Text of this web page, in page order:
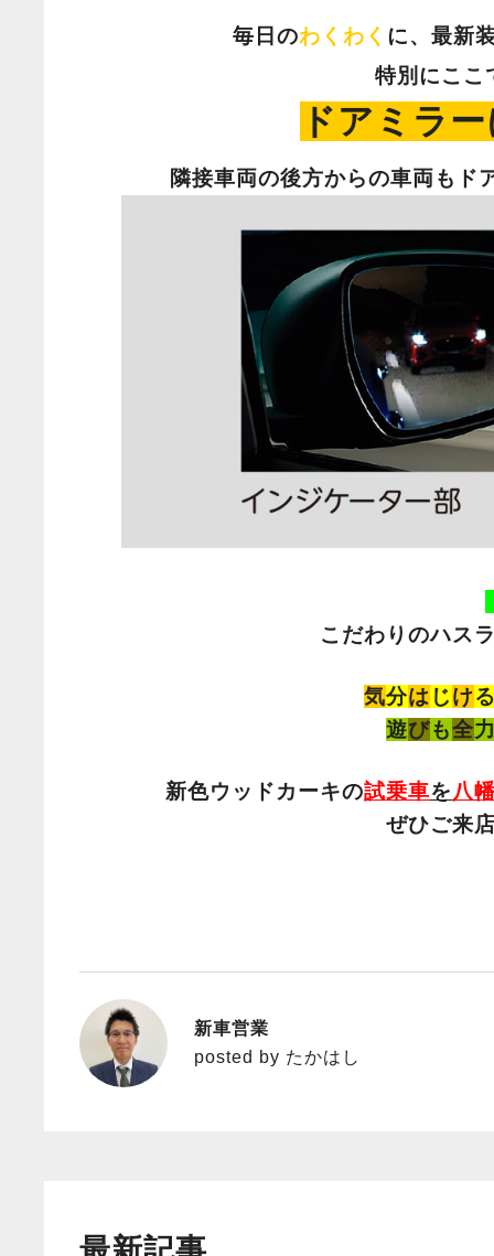
毎日のわくわく に、最新
特別にここ
ドアミラ
隣接車両の後方からの車両もド
こだわりのハス
気分は じけ
遊びも全
新色ウッドカーキの試乗車を 八
ぜひご来
たかはし
新車営業
posted by たかはし